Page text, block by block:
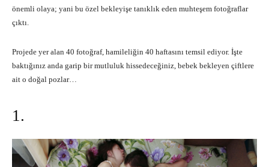
önemli olaya; yani bu özel bekleyişe tanıklık eden muhteşem fotoğraflar
çıktı.
Projede yer alan 40 fotoğraf, hamileliğin 40 haftasını temsil ediyor. İşte
baktığınız anda garip bir mutluluk hissedeceğiniz, bebek bekleyen çiftlere
ait o doğal pozlar…
1.